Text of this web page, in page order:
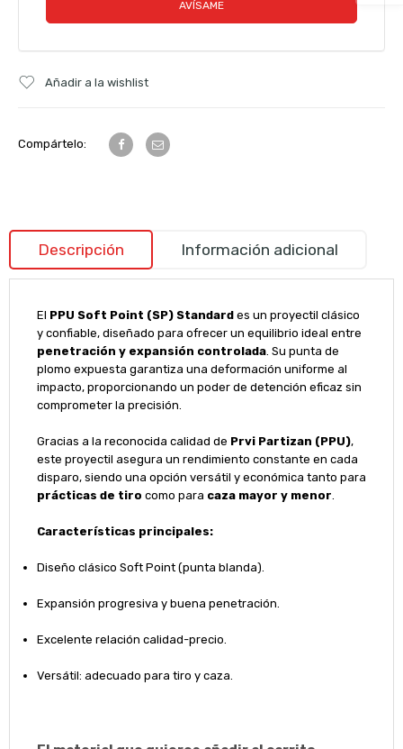
Añadir a la wishlist
Compártelo:
Descripción Información adicional
El PPU Soft Point (SP) Standardes un proyectil clásico
y confiable, diseñado para ofrecer un equilibrio ideal entre
penetración y expansión controlada. Su punta de
plomo expuesta garantiza una deformación uniforme al
impacto, proporcionando un poder de detención eficaz sin
comprometer la precisión.
Gracias a la reconocida calidad de Prvi Partizan (PPU),
este proyectil asegura un rendimiento constante en cada
disparo, siendo una opción versátil y económica tanto para
prácticas de tiro como para caza mayor y menor.
Características principales:
Diseño clásico Soft Point (punta blanda).
Expansión progresiva y buena penetración.
Excelente relación calidad-precio.
Versátil: adecuado para tiro y caza.